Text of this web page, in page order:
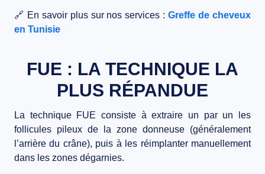
🔗 En savoir plus sur nos services :Greffe de cheveux
en Tunisie
FUE : LA TECHNIQUE LA
PLUS RÉPANDUE
La technique FUE consiste à extraire un par un les
follicules pileux de la zone donneuse (généralement
l’arrière du crâne), puis à les réimplanter manuellement
dans les zones dégarnies.